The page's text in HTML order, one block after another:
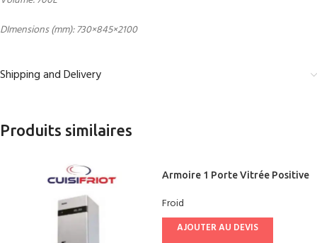
DImensions (mm): 730×845×2100
Shipping and Delivery
Produits similaires
Armoire 1 Porte Vitrée Positive
Froid
AJOUTER AU DEVIS